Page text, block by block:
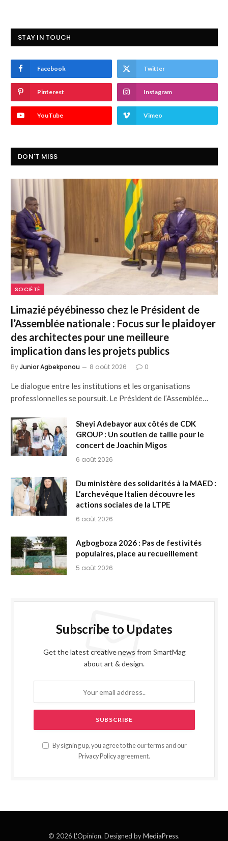
STAY IN TOUCH
Facebook Twitter
Pinterest Instagram
YouTube Vimeo
DON'T MISS
SOCIÉTÉ
Limazié péyébinesso chez le Président de
l’Assemblée nationale : Focus sur le plaidoyer
des architectes pour une meilleure
implication dans les projets publics
ByJunior Agbekponou 8 août 2026 0
Le dialogue entre les institutions et les organisations
professionnelles se poursuit. Le Président de l’Assemblée…
Sheyi Adebayor aux côtés de CDK
GROUP : Un soutien de taille pour le
concert de Joachin Migos
6 août 2026
Du ministère des solidarités à la MAED :
L’archevêque Italien découvre les
actions sociales de la LTPE
6 août 2026
Agbogboza 2026 : Pas de festivités
populaires, place au recueillement
5 août 2026
Subscribe to Updates
Get the latest creative news from SmartMag
about art & design.
By signing up, you agree to the our terms and our
Privacy Policy agreement.
© 2026 L'Opinion. Designed byMediaPress.